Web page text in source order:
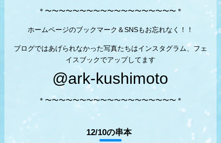
＊〜〜〜〜〜〜〜〜〜〜〜〜〜〜〜〜〜〜〜＊
ホームページのブックマーク＆SNSもお忘れなく！！
ブログではあげられなかった写真たちはインスタグラム、フェ
イスブックでアップしてます
@ark-kushimoto
＊〜〜〜〜〜〜〜〜〜〜〜〜〜〜〜〜〜〜〜＊
12/10の串本